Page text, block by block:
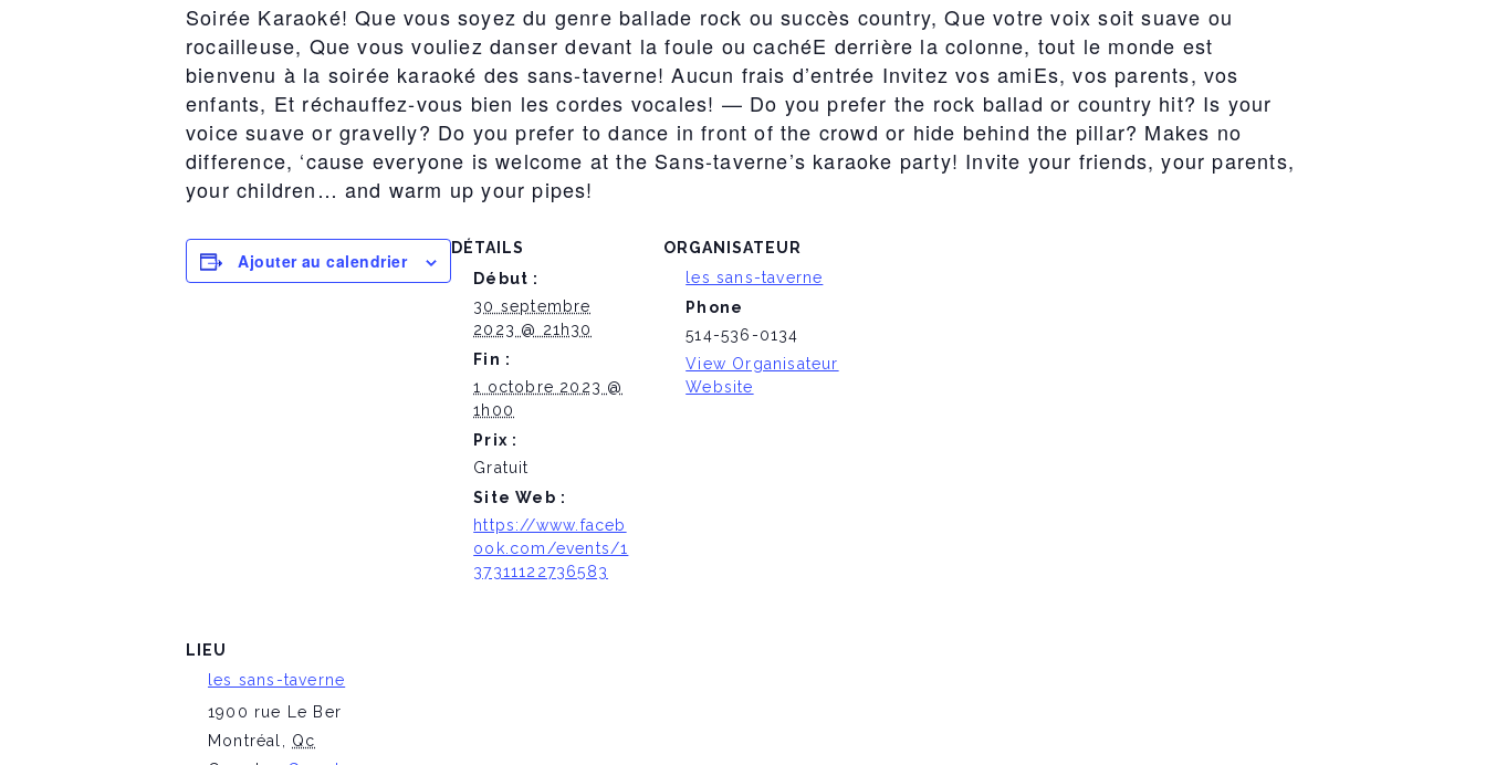
Soirée Karaoké! Que vous soyez du genre ballade rock ou succès country, Que votre voix soit suave ou
rocailleuse, Que vous vouliez danser devant la foule ou cachéE derrière la colonne, tout le monde est
bienvenu à la soirée karaoké des sans-taverne! Aucun frais d’entrée Invitez vos amiEs, vos parents, vos
enfants, Et réchauffez-vous bien les cordes vocales! — Do you prefer the rock ballad or country hit? Is your
voice suave or gravelly? Do you prefer to dance in front of the crowd or hide behind the pillar? Makes no
difference, ‘cause everyone is welcome at the Sans-taverne’s karaoke party! Invite your friends, your parents,
your children… and warm up your pipes!
Ajouter au calendrier
DÉTAILS
Début :
30 septembre
2023 @ 21h30
Fin :
1 octobre 2023 @
1h00
Prix :
Gratuit
Site Web :
https://www.faceb
ook.com/events/1
37311122736583
ORGANISATEUR
les sans-taverne
Phone
514-536-0134
View Organisateur
Website
LIEU
les sans-taverne
1900 rue Le Ber
Montréal
Qc